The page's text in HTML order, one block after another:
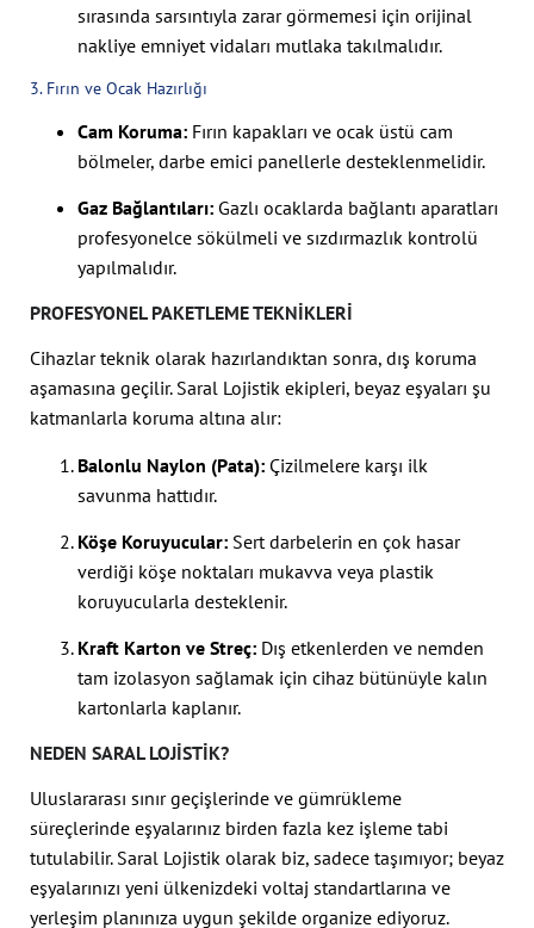
sırasında sarsıntıyla zarar görmemesi için orijinal
nakliye emniyet vidaları mutlaka takılmalıdır.
3. Fırın ve Ocak Hazırlığı
Cam Koruma: Fırın kapakları ve ocak üstü cam
bölmeler, darbe emici panellerle desteklenmelidir.
Gaz Bağlantıları: Gazlı ocaklarda bağlantı aparatları
profesyonelce sökülmeli ve sızdırmazlık kontrolü
yapılmalıdır.
PROFESYONEL PAKETLEME TEKNIKLERI
Cihazlar teknik olarak hazırlandıktan sonra, dış koruma
aşamasına geçilir. Saral Lojistik ekipleri, beyaz eşyaları şu
katmanlarla koruma altına alır:
Balonlu Naylon (Pata): Çizilmelere karşı ilk
savunma hattıdır.
Köşe Koruyucular: Sert darbelerin en çok hasar
verdiği köşe noktaları mukavva veya plastik
koruyucularla desteklenir.
Kraft Karton ve Streç: Dış etkenlerden ve nemden
tam izolasyon sağlamak için cihaz bütünüyle kalın
kartonlarla kaplanır.
NEDEN SARAL LOJISTIK?
Uluslararası sınır geçişlerinde ve gümrükleme
süreçlerinde eşyalarınız birden fazla kez işleme tabi
tutulabilir. Saral Lojistik olarak biz, sadece taşımıyor; beyaz
eşyalarınızı yeni ülkenizdeki voltaj standartlarına ve
yerleşim planınıza uygun şekilde organize ediyoruz.